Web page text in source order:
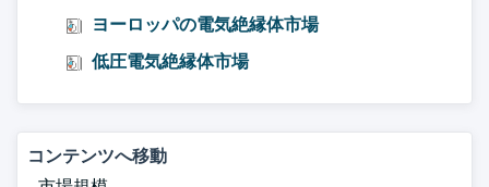
ヨーロッパの電気絶縁体市場
低圧電気絶縁体市場
コンテンツへ移動